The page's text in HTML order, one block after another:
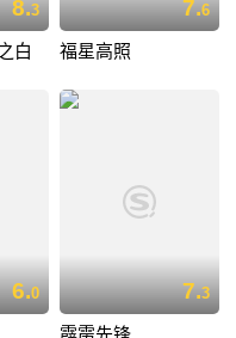
8.3
白
7.6
福星高照
6.0 7.3